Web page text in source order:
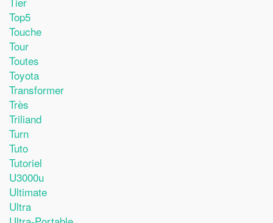
Top5
Touche
Tour
Toutes
Toyota
Transformer
Très
Triliand
Turn
Tuto
Tutoriel
U3000u
Ultimate
Ultra